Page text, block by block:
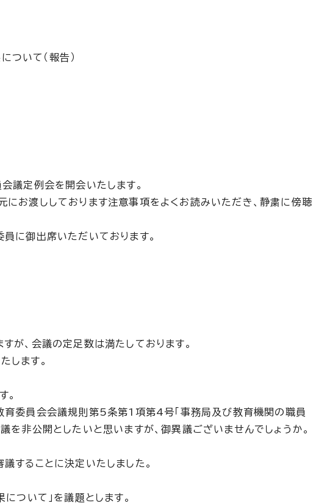
いて（報告）
議定例会を開会いたします。
お渡ししております注意事項をよくお読みいただき、静粛に傍聴
に御出席いただいております。
が、会議の定足数は満たしております。
します。
。
育委員会会議規則第5条第1項第4号「事務局及び教育機関の職員
を非公開としたいと思いますが、御異議ございませんでしょうか。
することに決定いたしました。
ついて」を議題とします。